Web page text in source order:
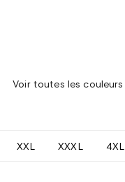
Voir toutes les couleurs
XXL XXXL 4XL